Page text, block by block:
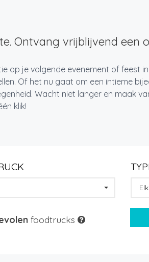
Ontvang vrijblijvend een
op je volgende evenement of feest
Of het nu gaat om een intieme
Wacht niet langer en maak
klik!
foodtrucks